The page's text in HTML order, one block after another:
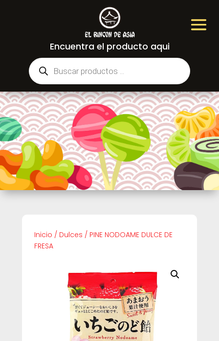
Encuentra el producto aqui
Búsqueda
de
productos
Inicio / Dulces / PINE NODOAME DULCE DE
FRESA